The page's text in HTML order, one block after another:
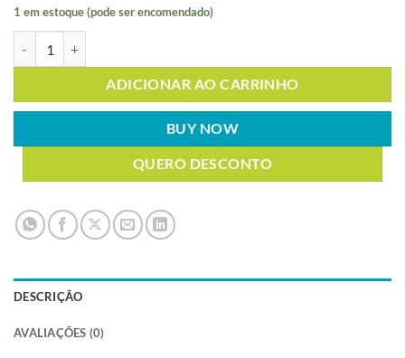
1 em estoque (pode ser encomendado)
ADICIONAR AO CARRINHO
BUY NOW
QUERO DESCONTO
DESCRIÇÃO
AVALIAÇÕES (0)